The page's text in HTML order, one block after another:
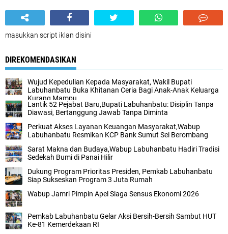
masukkan script iklan disini
DIREKOMENDASIKAN
Wujud Kepedulian Kepada Masyarakat, Wakil Bupati
Labuhanbatu Buka Khitanan Ceria Bagi Anak-Anak Keluarga
Kurang Mampu
Lantik 52 Pejabat Baru,Bupati Labuhanbatu: Disiplin Tanpa
Diawasi, Bertanggung Jawab Tanpa Diminta
Perkuat Akses Layanan Keuangan Masyarakat,Wabup
Labuhanbatu Resmikan KCP Bank Sumut Sei Berombang
Sarat Makna dan Budaya,Wabup Labuhanbatu Hadiri Tradisi
Sedekah Bumi di Panai Hilir
Dukung Program Prioritas Presiden, Pemkab Labuhanbatu
Siap Sukseskan Program 3 Juta Rumah
Wabup Jamri Pimpin Apel Siaga Sensus Ekonomi 2026
Pemkab Labuhanbatu Gelar Aksi Bersih-Bersih Sambut HUT
Ke-81 Kemerdekaan RI